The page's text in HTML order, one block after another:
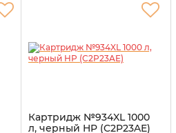
Картридж №934XL 1000
л, черный HP (C2P23AE)